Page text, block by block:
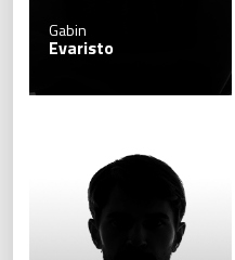
Gabin
Evaristo